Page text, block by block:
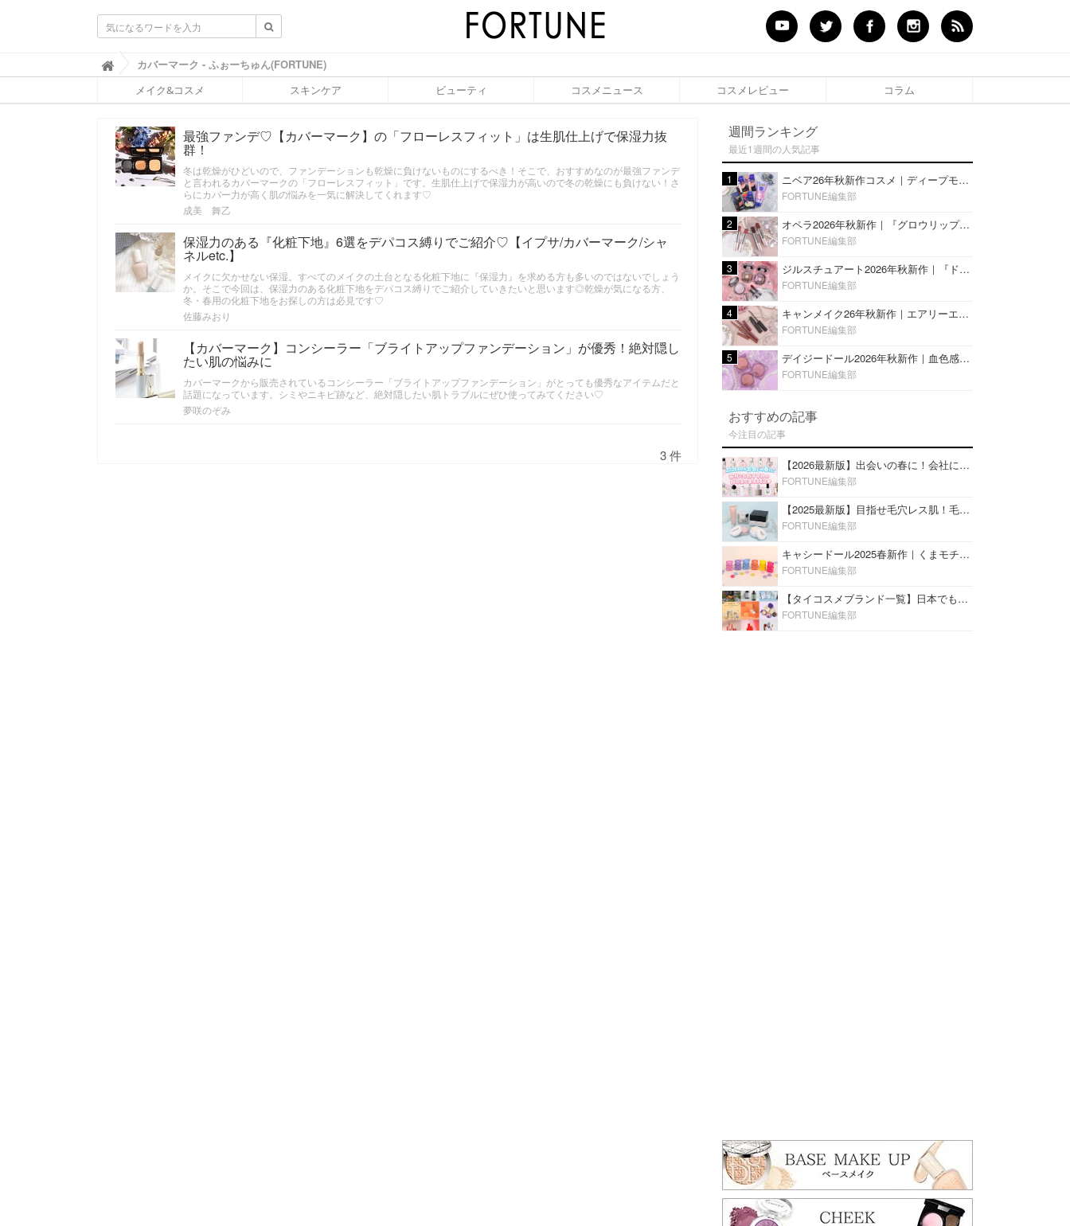
ふ
ぉ
ち
ん
(
F
O
N
E
カバーマーク - ふぉーちゅん(FORTUNE)
メイク&コスメ スキンケア ビューティ コスメニュース コスメレビュー コラム
最強ファンデ♡【カバーマーク】の「フローレスフィット」は生肌仕上げで保湿力抜
群！
冬は乾燥がひどいので、ファンデーションも乾燥に負けないものにするべき！そこで、おすすめなのが最強ファンデ
と言われるカバーマークの「フローレスフィット」です。生肌仕上げで保湿力が高いので冬の乾燥にも負けない！さ
らにカバー力が高く肌の悩みを一気に解決してくれます♡
成美 舞乙
保湿力のある『化粧下地』6選をデパコス縛りでご紹介♡【イプサ/カバーマーク/シャ
ネルetc.】
メイクに欠かせない保湿。すべてのメイクの土台となる化粧下地に『保湿力』を求める方も多いのではないでしょう
か。そこで今回は、保湿力のある化粧下地をデパコス縛りでご紹介していきたいと思います◎乾燥が気になる方、
冬・春用の化粧下地をお探しの方は必見です♡
佐藤みおり
【カバーマーク】コンシーラー「ブライトアップファンデーション」が優秀！絶対隠し
たい肌の悩みに
カバーマークから販売されているコンシーラー「ブライトアップファンデーション」がとっても優秀なアイテムだと
話題になっています。シミやニキビ跡など、絶対隠したい肌トラブルにぜひ使ってみてください♡
夢咲のぞみ
3 件
週間ランキング
最近1週間の人気記事
1 ニベア26年秋新作コスメ｜ディープモイスチャーリップの美容液タイプや2in1ボディクリームスクラブも
FORTUNE編集部
2 オペラ2026年秋新作｜『グロウリップティント』の新色・限定色はローズジャムカラー♡全4色をレビュー
FORTUNE編集部
3 ジルスチュアート2026年秋新作｜『ドレスドブルーム アイズ』新色や限定ハイライト・リップをレビュー
FORTUNE編集部
4 キャンメイク26年秋新作｜エアリーエクステンションライナー＆カールスナイパーマスカラ新色をレビュー
FORTUNE編集部
5 デイジードール2026年秋新作｜血色感が可愛い♡『パウダー ブラッシュ ブルーム』新3色をレビュー
FORTUNE編集部
おすすめの記事
今注目の記事
【2026最新版】出会いの春に！会社にもおすすめの好印象な香水14選♡ビジネスの場での香水マナーも
FORTUNE編集部
【2025最新版】目指せ毛穴レス肌！毛穴を埋めて隠す「おすすめ部分用下地＆プライマー」ランキング♡
FORTUNE編集部
キャシードール2025春新作｜くまモチーフのミニリップ「シャイニーベア リップモイスト」をレビュー♡
FORTUNE編集部
【タイコスメブランド一覧】日本でも人気沸騰中の“タイコスメ”ブランド20選！
FORTUNE編集部